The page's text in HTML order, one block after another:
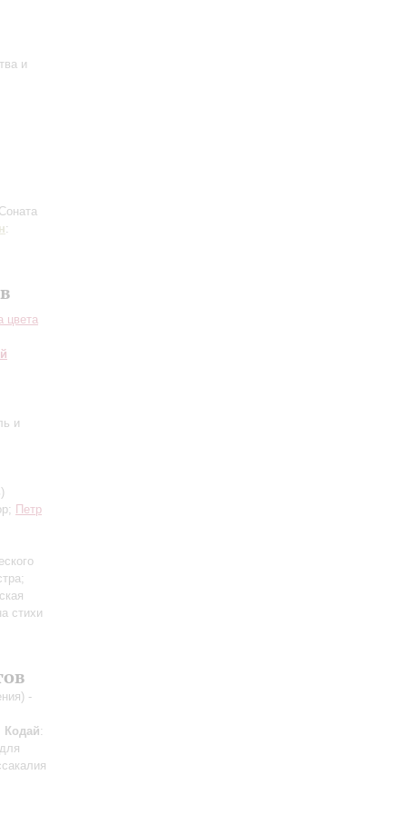
и
:
цвета
и
Петр
стихи
-
Кодай: